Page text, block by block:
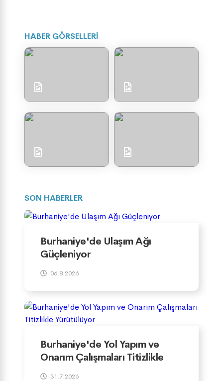
HABER GÖRSELLERİ
SON HABERLER
Burhaniye'de Ulaşım Ağı
Güçleniyor
06.8.2026
Burhaniye'de Yol Yapım ve
Onarım Çalışmaları Titizlikle
Yürütülüyor
31.7.2026